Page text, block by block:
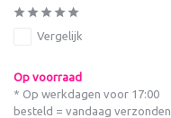
Vergelijk
Op voorraad
* Op werkdagen voor 17:00
besteld = vandaag verzonden